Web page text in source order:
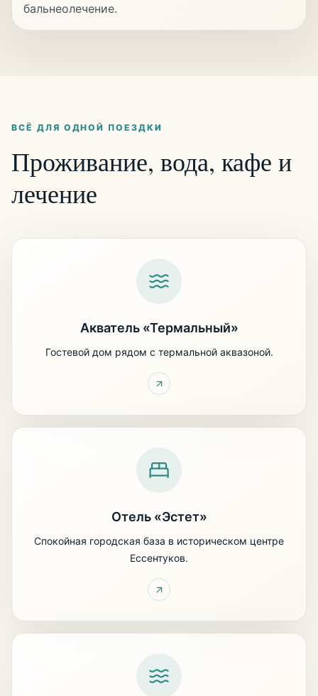
бальнеолечение.
ВСЁ ДЛЯ ОДНОЙ ПОЕЗДКИ
Проживание, вода, кафе и
лечение
Акватель «Термальный»
Гостевой дом рядом с термальной аквазоной.
Отель «Эстет»
Спокойная городская база в историческом центре
Ессентуков.